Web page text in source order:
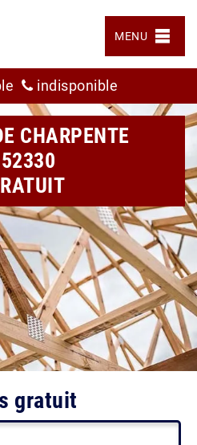
MENU
indisponible
CHARPENTE
gratuit